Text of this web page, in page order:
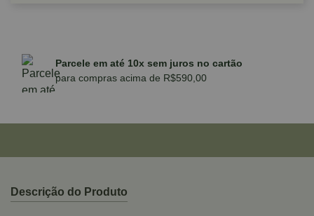
Parcele em até 10x sem juros no cartão
para compras acima de R$590,00
Descrição do Produto